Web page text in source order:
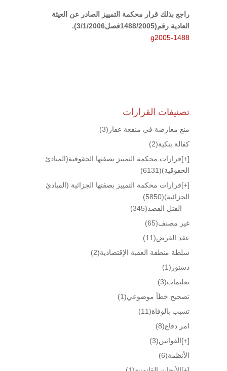
راجع بذلك قرار محكمة التمييز الصادر عن العيئة
العادية رقم(1488/2005فصل3/1/2006).
g2005-1488
تصنيفات القرارات
منع معارضة في منفعة عقار (3)
كفالة بنكية(2)
[+]قرارات محكمة التمييز بصفتها الحقوقية(المبادئ
الحقوقية)(6131)
[+]قرارات محكمة التمييز بصفتها الجزائية (المبادئ
الجزائية)(5850)
القتل القصد(345)
غير مصنف(65)
عقد القرض(11)
سلطة منطقة العقبة الإقتصادية(2)
دستور (1)
تعليمات(3)
تصحيح خطأ موضوعي(1)
تسبب بالوفاة(11)
امر دفاع(8)
[+]القوانين(3)
الأنظمة(6)